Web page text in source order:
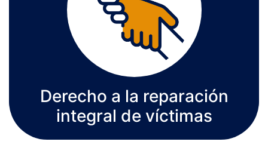
Derecho a la reparación
integral de víctimas